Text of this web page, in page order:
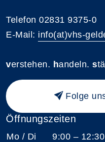
Telefon 02831 9375-0
E-Mail: info(at)vhs-
verstehen. handeln. s
Folge
Öffnungszeiten
Mo / Di
9:00 –